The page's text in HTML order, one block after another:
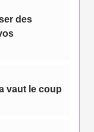
des
vaut le coup